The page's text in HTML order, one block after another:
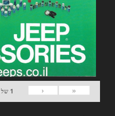
«
‹
1 של